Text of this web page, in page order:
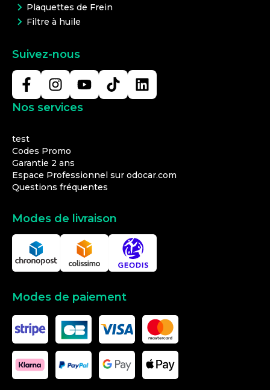
Plaquettes de Frein
Filtre à huile
Suivez-nous
Nos services
test
Codes Promo
Garantie 2 ans
Espace Professionnel sur odocar.com
Questions fréquentes
Modes de livraison
Modes de paiement